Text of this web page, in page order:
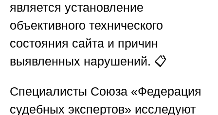
является установление
объективного технического
состояния сайта и причин
выявленных нарушений. 📋
Специалисты Союза «Федерация
судебных экспертов» исследуют